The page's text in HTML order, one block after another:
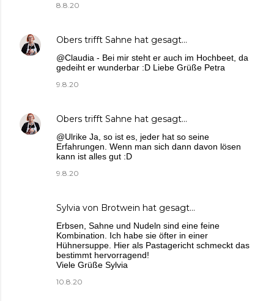
8.8.20
Obers trifft Sahne hat gesagt…
@Claudia - Bei mir steht er auch im Hochbeet, da
gedeiht er wunderbar :D Liebe Grüße Petra
9.8.20
Obers trifft Sahne hat gesagt…
@Ulrike Ja, so ist es, jeder hat so seine
Erfahrungen. Wenn man sich dann davon lösen
kann ist alles gut :D
9.8.20
Sylvia von Brotwein hat gesagt…
Erbsen, Sahne und Nudeln sind eine feine
Kombination. Ich habe sie öfter in einer
Hühnersuppe. Hier als Pastagericht schmeckt das
bestimmt hervorragend!
Viele Grüße Sylvia
10.8.20